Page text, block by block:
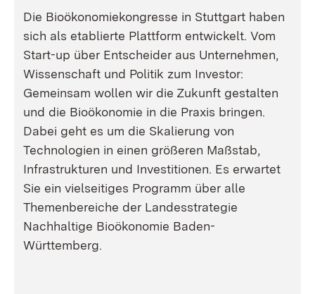
Die Bioökonomiekongresse in Stuttgart haben
sich als etablierte Plattform entwickelt. Vom
Start-up über Entscheider aus Unternehmen,
Wissenschaft und Politik zum Investor:
Gemeinsam wollen wir die Zukunft gestalten
und die Bioökonomie in die Praxis bringen.
Dabei geht es um die Skalierung von
Technologien in einen größeren Maßstab,
Infrastrukturen und Investitionen. Es erwartet
Sie ein vielseitiges Programm über alle
Themenbereiche der Landesstrategie
Nachhaltige Bioökonomie Baden-
Württemberg.